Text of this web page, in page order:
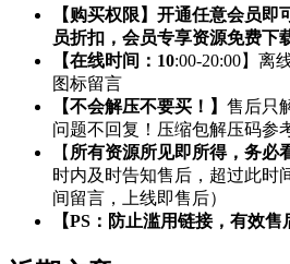
【购买权限】开通任意会员
员折扣，会员专享资源免费下
【在线时间：10:00-20:00】离
图标留言
【不会解压不要买！】 售后只
问题不回复！压缩包解压码参
【 所有资源所见即所得，务必
时内及时告知售后，超过此时
间留言，上线即售后）
【PS：防止滥用链接，有效售